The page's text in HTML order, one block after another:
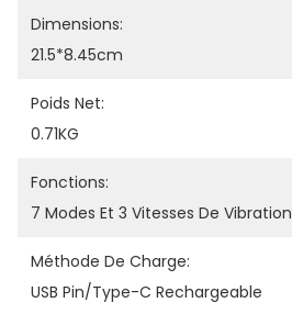
Dimensions:
21.5*8.45cm
Poids Net:
0.71KG
Fonctions:
7 Modes Et 3 Vitesses De Vibration
Méthode De Charge:
USB Pin/type-C Rechargeable